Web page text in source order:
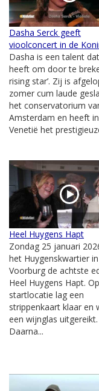
Dasha Serck geeft
vioolconcert in de
Dasha is een talent
heeft om door te
rising star’. Zij is
zomer cum laude
het conservatorium
Amsterdam en heeft in
Venetië het
Heel Huygens Hapt
Zondag 25 januari
het Huygenskwartier in
Voorburg de achtste
Heel Huygens Hapt.
startlocatie lag een
strippenkaart klaar en
een wijnglas uitgereikt.
Daarna...